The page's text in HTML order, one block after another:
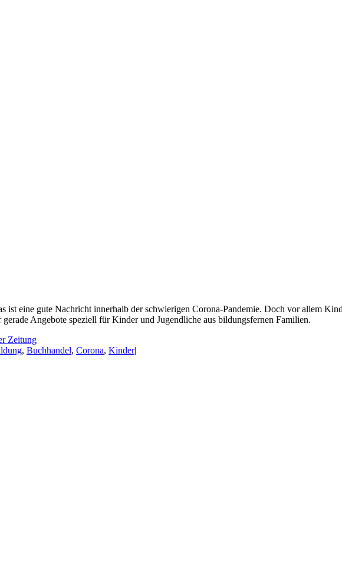
eine gute Nachricht innerhalb der schwierigen Corona-Pandemie. Doch vor allem
Angebote speziell für Kinder und Jugendliche aus bildungsfernen Familien.
Zeitung
, Buchhandel, Corona, Kinder|